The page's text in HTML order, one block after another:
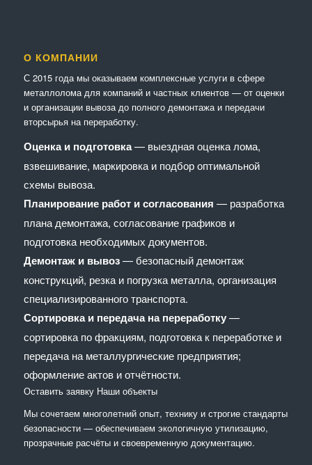
О КОМПАНИИ
С 2015 года мы оказываем комплексные услуги в сфере
металлолома для компаний и частных клиентов — от оценки
и организации вывоза до полного демонтажа и передачи
вторсырья на переработку.
Оценка и подготовка— выездная оценка лома,
взвешивание, маркировка и подбор оптимальной
схемы вывоза.
Планирование работ и согласования — разработка
плана демонтажа, согласование графиков и
подготовка необходимых документов.
Демонтаж и вывоз— безопасный демонтаж
конструкций, резка и погрузка металла, организация
специализированного транспорта.
Сортировка и передача на переработку—
сортировка по фракциям, подготовка к переработке и
передача на металлургические предприятия;
оформление актов и отчётности.
Оставить заявку Наши объекты
Мы сочетaем многолетний опыт, технику и строгие стандарты
безопасности — обеспечиваем экологичную утилизацию,
прозрачные расчёты и своевременную документацию.